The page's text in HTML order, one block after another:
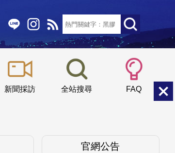
新聞採訪 全站搜尋 FAQ
小 中
官網公告